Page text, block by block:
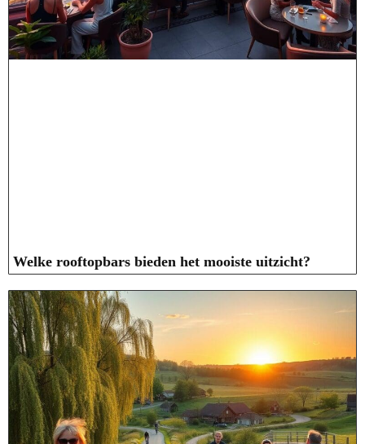
Welke rooftopbars bieden het mooiste uitzicht?